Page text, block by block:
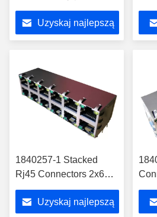
Podstawowy T RJ45
Złącze pod kątem
prostym
Uzyskaj najlepszą
1840257-1 Stacked
Rj45 Connectors 2x6
MAG45 Gigabit Ground
SHIELD 1840257-2
Uzyskaj najlepszą